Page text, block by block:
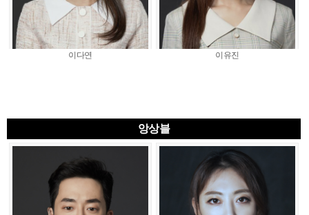
이다연 이유진
앙상블